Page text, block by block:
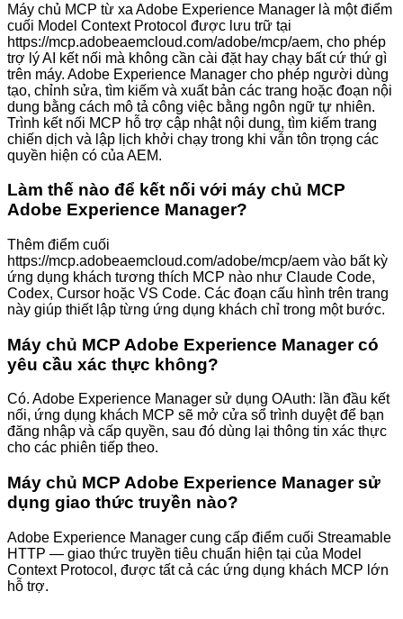
Máy chủ MCP từ xa Adobe Experience Manager là một điểm
cuối Model Context Protocol được lưu trữ tại
https://mcp.adobeaemcloud.com/adobe/mcp/aem, cho phép
trợ lý AI kết nối mà không cần cài đặt hay chạy bất cứ thứ gì
trên máy. Adobe Experience Manager cho phép người dùng
tạo, chỉnh sửa, tìm kiếm và xuất bản các trang hoặc đoạn nội
dung bằng cách mô tả công việc bằng ngôn ngữ tự nhiên.
Trình kết nối MCP hỗ trợ cập nhật nội dung, tìm kiếm trang
chiến dịch và lập lịch khởi chạy trong khi vẫn tôn trọng các
quyền hiện có của AEM.
Làm thế nào để kết nối với máy chủ MCP
Adobe Experience Manager?
Thêm điểm cuối
https://mcp.adobeaemcloud.com/adobe/mcp/aem vào bất kỳ
ứng dụng khách tương thích MCP nào như Claude Code,
Codex, Cursor hoặc VS Code. Các đoạn cấu hình trên trang
này giúp thiết lập từng ứng dụng khách chỉ trong một bước.
Máy chủ MCP Adobe Experience Manager có
yêu cầu xác thực không?
Có. Adobe Experience Manager sử dụng OAuth: lần đầu kết
nối, ứng dụng khách MCP sẽ mở cửa sổ trình duyệt để bạn
đăng nhập và cấp quyền, sau đó dùng lại thông tin xác thực
cho các phiên tiếp theo.
Máy chủ MCP Adobe Experience Manager sử
dụng giao thức truyền nào?
Adobe Experience Manager cung cấp điểm cuối Streamable
HTTP — giao thức truyền tiêu chuẩn hiện tại của Model
Context Protocol, được tất cả các ứng dụng khách MCP lớn
hỗ trợ.